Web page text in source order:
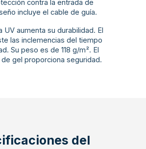
contra la entrada de
incluye el cable de guía.
UV aumenta su durabilidad. El
las inclemencias del tiempo
Su peso es de 118 g/m². El
gel proporciona seguridad.
del